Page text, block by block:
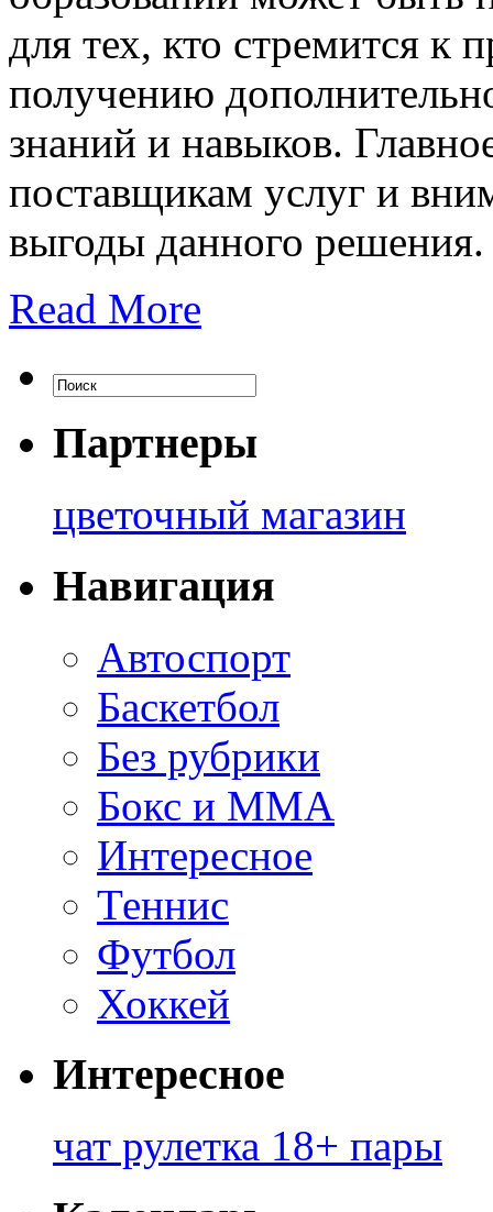
для тех, кто стремится к
получению
знаний и навыков.
поставщикам услуг и
выгоды данного решения.
Read More
Партнеры
цветочный магазин
Навигация
Автоспорт
Баскетбол
Без рубрики
Бокс и ММА
Интересное
Теннис
Футбол
Хоккей
Интересное
чат рулетка 18+ пары